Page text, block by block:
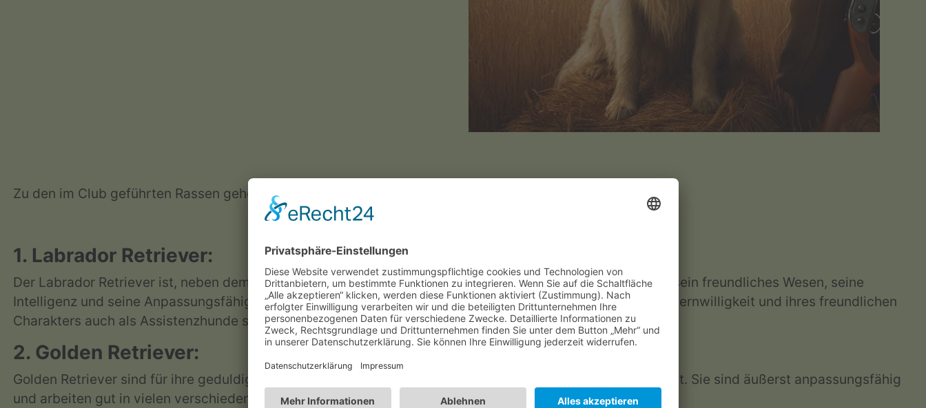
Zu den im Club geführten Rassen gehören:
1. Labrador Retriever:
Der Labrador Retriever ist, neben dem Golden Retriever, die bekannteste Retrieverrasse. Er ist bekannt für sein freundliches Wesen, seine
Intelligenz und seine Anpassungsfähigkeit. Labradors sind hervorragende Familienhunde und wegen ihrer Lernwilligkeit und ihres freundlichen
Charakters auch als Assistenzhunde sehr beliebt.
2. Golden Retriever:
Golden Retriever sind für ihre geduldige, freundliche Natur und ihr dichtes, wasserabweisendes Fell bekannt. Sie sind äußerst anpassungsfähig
und arbeiten gut in vielen verschiedenen Rollen, von der Jagdassistenz bis hin zur Therapiearbeit.